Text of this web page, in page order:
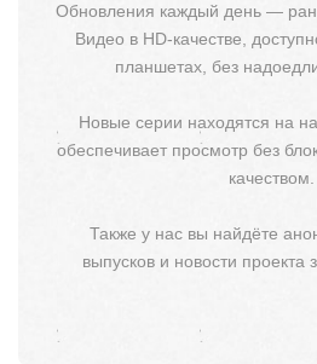
Обновления каждый день —
Видео в HD-качестве,
планшетах, без
Новые серии находятся на
обеспечивает просмотр без
качеством.
Также у нас вы найдёте
выпусков и новости проекта